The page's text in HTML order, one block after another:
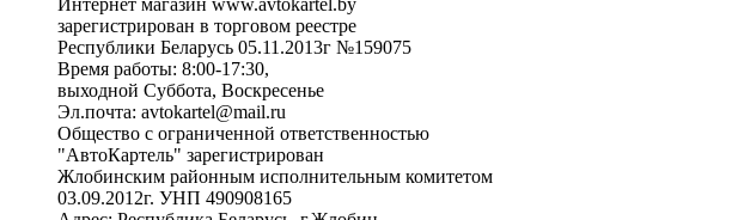
Интернет магазин www.avtokartel.by
зарегистрирован в торговом реестре
Республики Беларусь 05.11.2013г №159075
Время работы: 8:00-17:30,
выходной Суббота, Воскресенье
Эл.почта: avtokartel@mail.ru
Общество с ограниченной ответственностью
"АвтоКартель" зарегистрирован
Жлобинским районным исполнительным комитетом
03.09.2012г. УНП 490908165